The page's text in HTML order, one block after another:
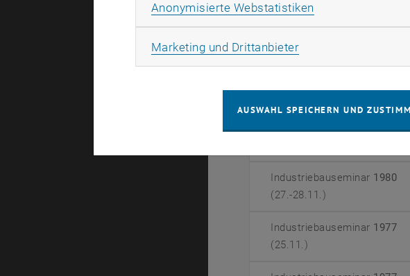
Industriebauseminar1985
(13.-14.06.)
Industriebauseminar1982
Industriebauseminar 1980
(27.-28.11.)
Industriebauseminar 1977
(25.11.)
Anonymisierte Webstatistiken
Marketing und DrittanbieterMarketing Cookies
AUSWAHL SPEICHERN UND